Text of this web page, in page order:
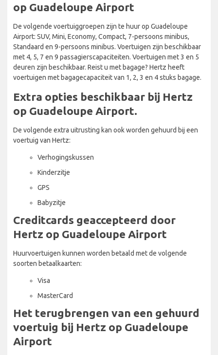
op Guadeloupe Airport
De volgende voertuiggroepen zijn te huur op Guadeloupe
Airport: SUV, Mini, Economy, Compact, 7-persoons minibus,
Standaard en 9-persoons minibus. Voertuigen zijn beschikbaar
met 4, 5, 7 en 9 passagierscapaciteiten. Voertuigen met 3 en 5
deuren zijn beschikbaar. Reist u met bagage? Hertz heeft
voertuigen met bagagecapaciteit van 1, 2, 3 en 4 stuks bagage.
Extra opties beschikbaar bij Hertz
op Guadeloupe Airport.
De volgende extra uitrusting kan ook worden gehuurd bij een
voertuig van Hertz:
Verhogingskussen
Kinderzitje
GPS
Babyzitje
Creditcards geaccepteerd door
Hertz op Guadeloupe Airport
Huurvoertuigen kunnen worden betaald met de volgende
soorten betaalkaarten:
Visa
MasterCard
Het terugbrengen van een gehuurd
voertuig bij Hertz op Guadeloupe
Airport